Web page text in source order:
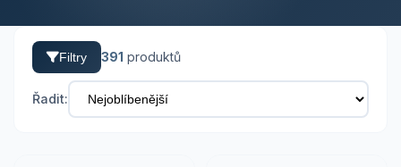
Filtry 391 produktů
Řadit: